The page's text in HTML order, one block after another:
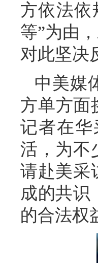
方依法依
等”为由
对此坚决
中美媒
方单方面
记者在
活，为不
请赴美采
成的共识
的合法权